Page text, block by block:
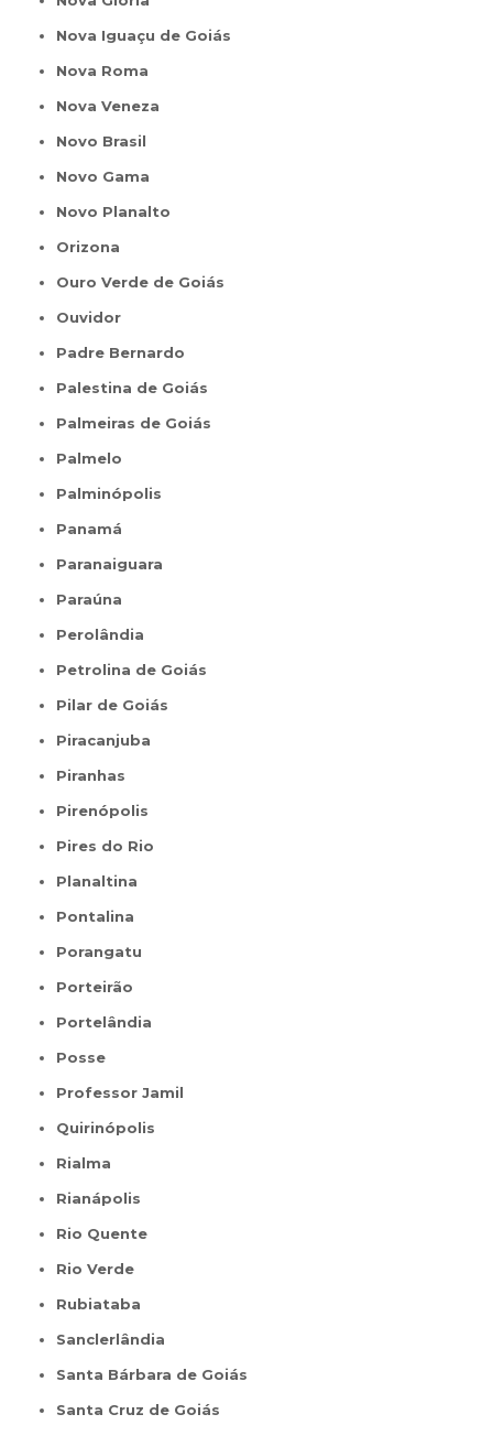
Nova Iguaçu de Goiás
Nova Roma
Nova Veneza
Novo Brasil
Novo Gama
Novo Planalto
Orizona
Ouro Verde de Goiás
Ouvidor
Padre Bernardo
Palestina de Goiás
Palmeiras de Goiás
Palmelo
Palminópolis
Panamá
Paranaiguara
Paraúna
Perolândia
Petrolina de Goiás
Pilar de Goiás
Piracanjuba
Piranhas
Pirenópolis
Pires do Rio
Planaltina
Pontalina
Porangatu
Porteirão
Portelândia
Posse
Professor Jamil
Quirinópolis
Rialma
Rianápolis
Rio Quente
Rio Verde
Rubiataba
Sanclerlândia
Santa Bárbara de Goiás
Santa Cruz de Goiás